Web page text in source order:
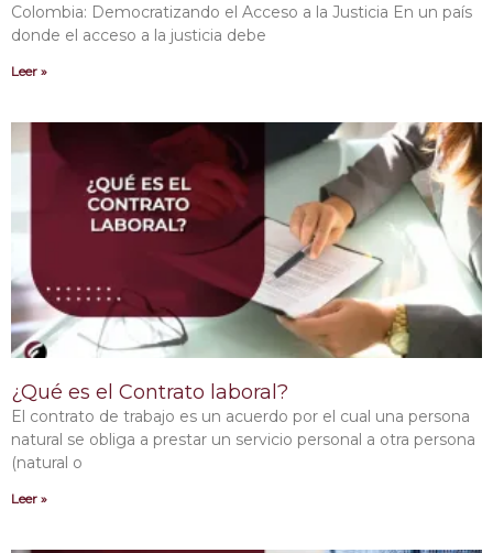
Colombia: Democratizando el Acceso a la Justicia En un país
donde el acceso a la justicia debe
Leer »
¿Qué es el Contrato laboral?
El contrato de trabajo es un acuerdo por el cual una persona
natural se obliga a prestar un servicio personal a otra persona
(natural o
Leer »